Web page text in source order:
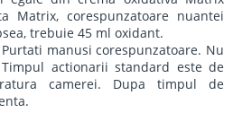
Matrix, corespunzatoare nuantei
trebuie 45 ml oxidant.
manusi corespunzatoare. Nu
actionarii standard este de
camerei. Dupa timpul de